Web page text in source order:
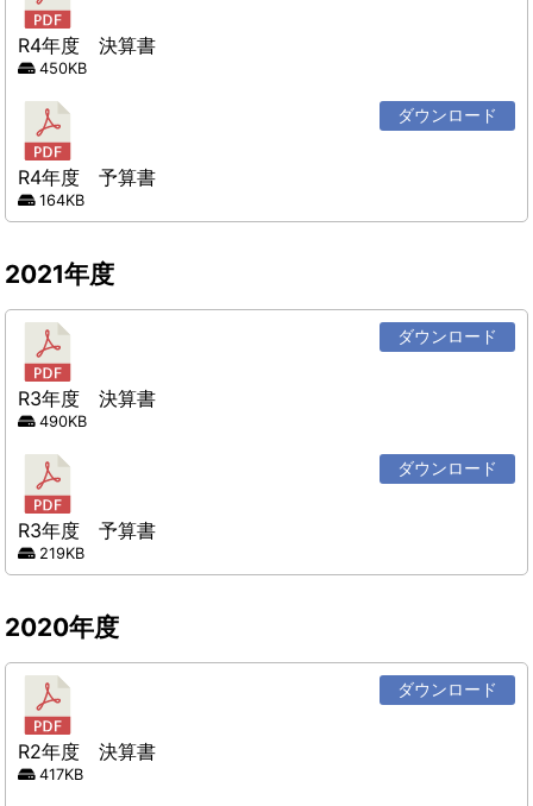
R4年度 決算書
450KB
R4年度 予算書
164KB
ダウンロード
2021年度
R3年度 決算書
490KB
ダウンロード
R3年度 予算書
219KB
ダウンロード
2020年度
R2年度 決算書
417KB
ダウンロード